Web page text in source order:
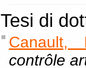
Tesi di
Canault,
contrôle